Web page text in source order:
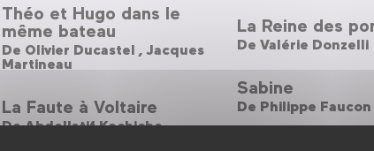
Théo et Hugo dans le
même bateau
De Olivier Ducastel , Jacques
Martineau
La Faute à Voltaire
DeAbdellatif Kechiche
La Reine des
De Valérie Donzelli
Sabine
De Philippe Faucon